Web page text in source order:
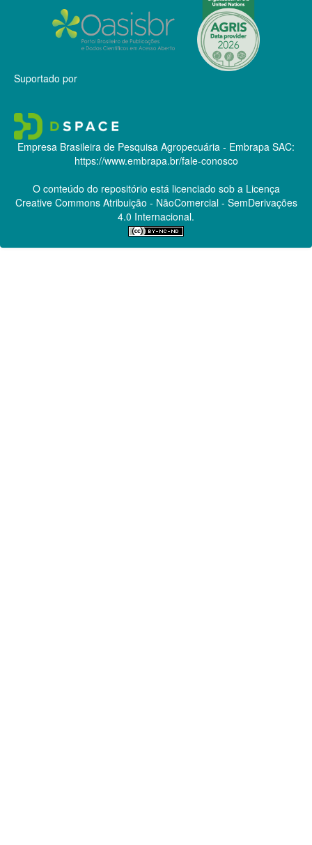
Suportado por
Empresa Brasileira de Pesquisa Agropecuária - Embrapa SAC:
https://www.embrapa.br/fale-conosco
O conteúdo do repositório está licenciado sob a Licença
Creative CommonsAtribuição - NãoComercial - SemDerivações
4.0 Internacional.